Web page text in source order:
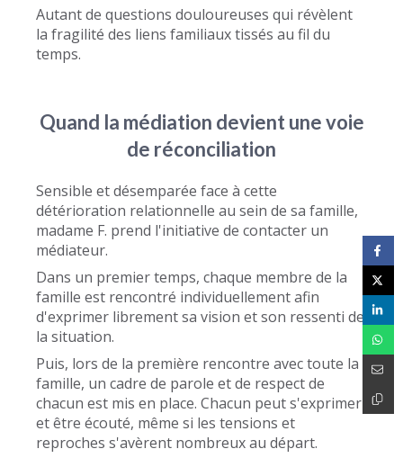
Autant de questions douloureuses qui révèlent
la fragilité des liens familiaux tissés au fil du
temps.
Quand la médiation devient une voie
de réconciliation
Sensible et désemparée face à cette
détérioration relationnelle au sein de sa famille,
madame F. prend l'initiative de contacter un
médiateur.
Dans un premier temps, chaque membre de la
famille est rencontré individuellement afin
d'exprimer librement sa vision et son ressenti de
la situation.
Puis, lors de la première rencontre avec toute la
famille, un cadre de parole et de respect de
chacun est mis en place. Chacun peut s'exprimer
et être écouté, même si les tensions et
reproches s'avèrent nombreux au départ.